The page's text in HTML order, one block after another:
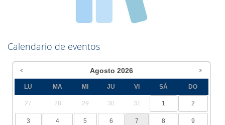
Calendario de eventos
Agosto 2026
LU MA MI JU VI SÁ DO
27 28 29 30 31 1 2
3 4 5 6 7 8 9